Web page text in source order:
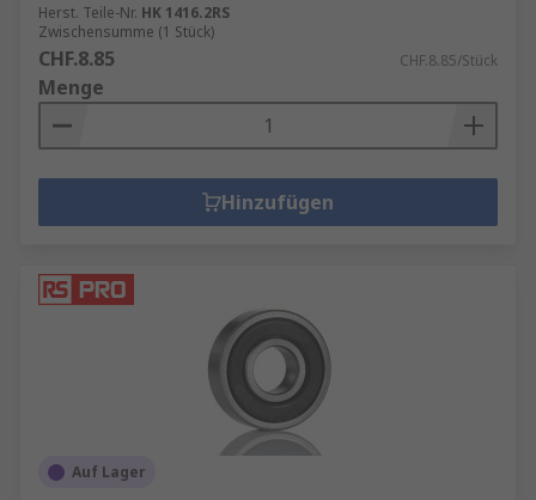
Herst. Teile-Nr. HK 1416.2RS
Zwischensumme (1 Stück)
CHF.8.85 CHF.8.85/Stück
Menge
Hinzufügen
Auf Lager